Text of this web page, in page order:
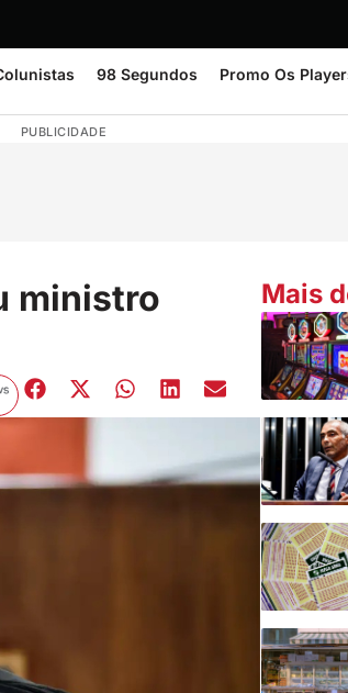
98 Segundos Promo Os
PUBLICIDADE
ministro
Mais